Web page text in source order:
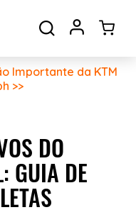
Importante da KTM
>>
DO
GUIA DE